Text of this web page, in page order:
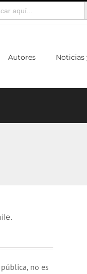
Autores Noticias
no es